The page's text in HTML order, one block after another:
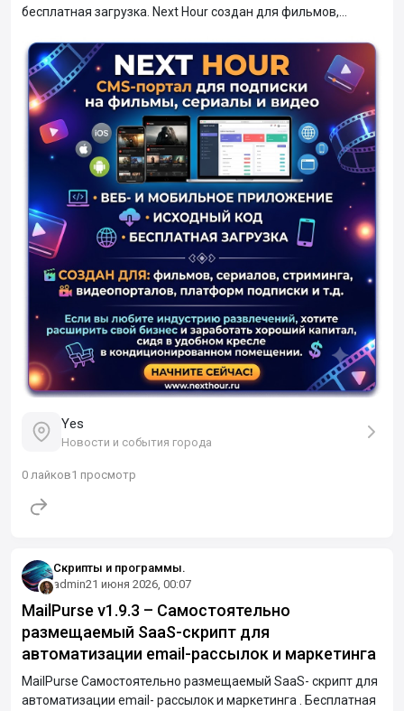
бесплатная загрузка. Next Hour создан для фильмов,
т.д. Если вы любите индустрию развлечений, хотите
расширить свой бизнес и заработать хороший капитал,
сидя в удобном кресле в кондиционированном помещении.
Yes
Новости и события города
0 лайков1 просмотр
Скрипты и программы.
admin21 июня 2026, 00:07
MailPurse v1.9.3 – Самостоятельно
размещаемый SaaS-скрипт для
автоматизации email-рассылок и маркетинга
MailPurse Самостоятельно размещаемый SaaS- скрипт для
автоматизации email- рассылок и маркетинга . Бесплатная